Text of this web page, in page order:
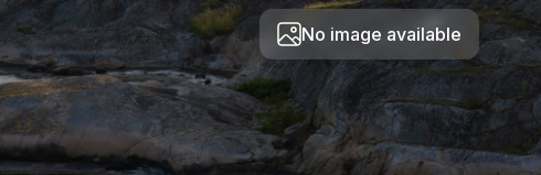
No image available